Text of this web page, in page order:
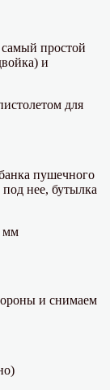
простой
и
для
пушечного
нее, бутылка
мм
и снимаем